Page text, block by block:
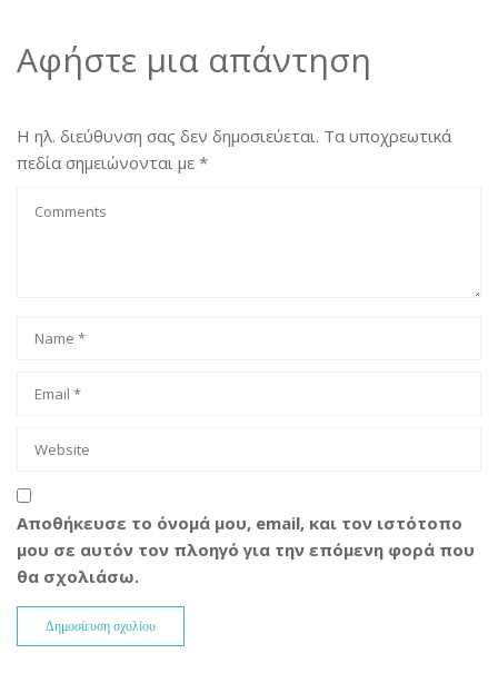
Αφήστε μια απάντηση
Η ηλ. διεύθυνση σας δεν δημοσιεύεται. Τα υποχρεωτικά
πεδία σημειώνονται με *
Αποθήκευσε το όνομά μου, email, και τον ιστότοπο
μου σε αυτόν τον πλοηγό για την επόμενη φορά που
θα σχολιάσω.